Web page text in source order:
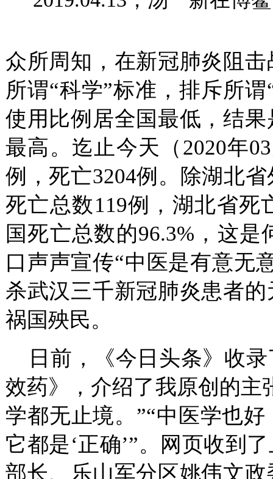
众所周知，在新冠肺炎阻
所谓“科学”标准，排斥所
使用比例居全国最低，结
最高。迄止今天（2020年
例，死亡3204例。除湖北
死亡总数119例，湖北省死
国死亡总数的96.3%，这
口声声宣传“中医是有意无
杀武汉三千新冠肺炎患者
祸国殃民。
日前，《今日头条》收录
效药》，介绍了我原创的主
学都无止境。”“中医学也
它都是‘正确’”。网页收到
部长、乐山军分区姚伟文